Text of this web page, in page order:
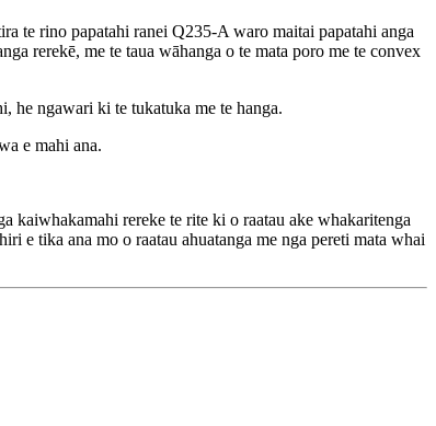
te rino papatahi ranei Q235-A waro maitai papatahi anga
rerekē, me te taua wāhanga o te mata poro me te convex
he ngawari ki te tukatuka me te hanga.
e mahi ana.
kaiwhakamahi rereke te rite ki o raatau ake whakaritenga
e tika ana mo o raatau ahuatanga me nga pereti mata whai